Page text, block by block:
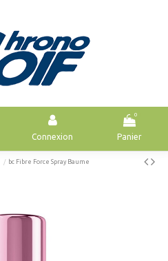
Connexion
0
Panier
bc Fibre Force Spray Baume